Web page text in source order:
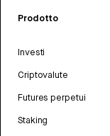
Prodotto
Investi
Criptovalute
Futures perpetui
Staking